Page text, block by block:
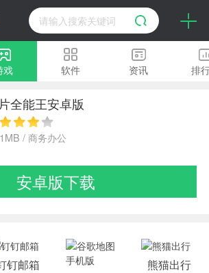
戏 软件 资讯 排
全能王安卓版
/ 商务办公
安卓版下载
钉邮箱
熊猫出行